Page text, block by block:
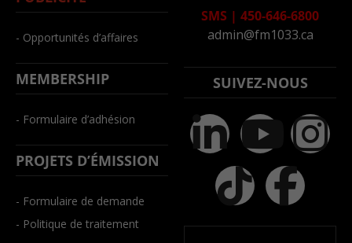
- Opportunités d’affaires
MEMBERSHIP
- Formulaire d’adhésion
PROJETS D’ÉMISSION
- Formulaire de demande
- Politique de traitement
SMS | 450-646-6800
admin@fm1033.ca
SUIVEZ-NOUS